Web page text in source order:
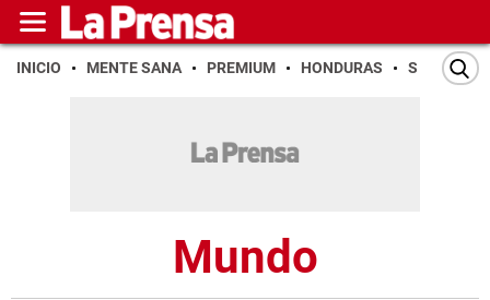
INICIO MENTE SANA PREMIUM HONDURAS SAN PEDRO
Mundo